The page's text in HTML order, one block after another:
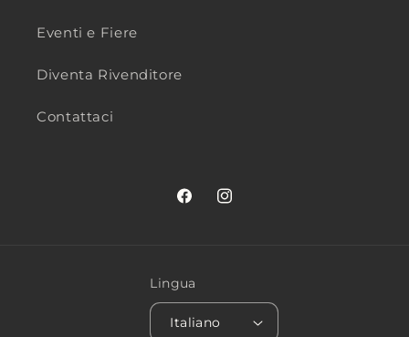
Eventi e Fiere
Diventa Rivenditore
Contattaci
FacebookInstagram
Lingua
Italiano